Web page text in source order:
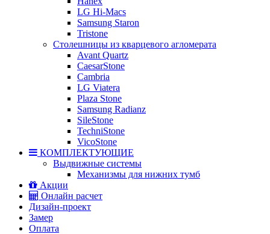
LG Hi-Macs
Samsung Staron
Tristone
Столешницы из кварцевого агломерата
Avant Quartz
CaesarStone
Cambria
LG Viatera
Plaza Stone
Samsung Radianz
SileStone
TechniStone
VicoStone
КОМПЛЕКТУЮЩИЕ
Выдвижные системы
Механизмы для нижних тумб
Акции
Онлайн расчет
Дизайн-проект
Замер
Оплата